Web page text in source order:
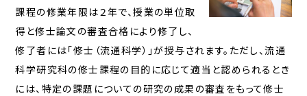
課程の修業年限は２年で、授業の単位取
得と修士論文の審査合格により修了し、
修了者には「修士（流通科学）」が授与されます。ただし、流通
科学研究科の修士課程の目的に応じて適当と認められるとき
には、特定の課題についての研究の成果の審査をもって修士